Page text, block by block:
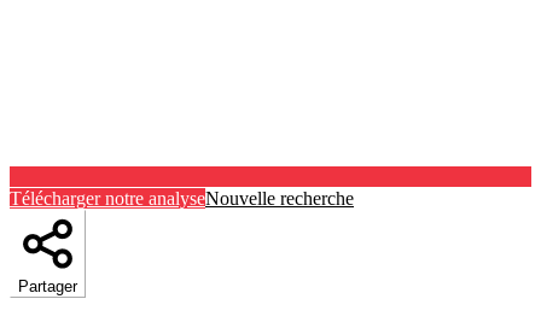
Télécharger notre analyseNouvelle recherche
Partager